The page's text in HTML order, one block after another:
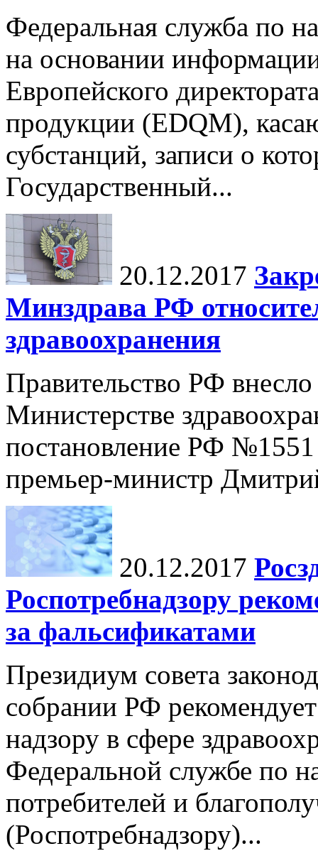
Федеральная служба по
на основании
Европейского
продукции (EDQM),
субстанций, записи о
Государственный...
20.12.2017
Минздрава РФ
здравоохранения
Правительство РФ
Министерстве
постановление РФ №1551
премьер-министр
20.12.2017
Роспотребнадзору
за фальсификатами
Президиум совета
собрании РФ
надзору в сфере
Федеральной службе по
потребителей и
(Роспотребнадзору)...